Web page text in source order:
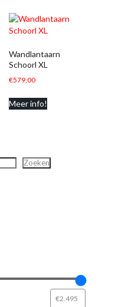
Wandlantaarn
Schoorl XL
€579,00
Meer info!
Zoeken